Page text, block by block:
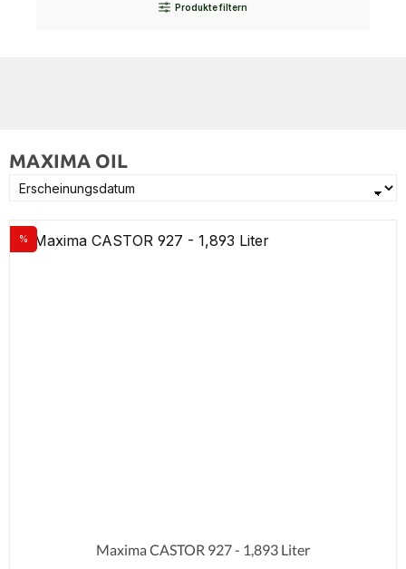
Produkte filtern
MAXIMA OIL
Rabatt
%
Maxima CASTOR 927 - 1,893 Liter